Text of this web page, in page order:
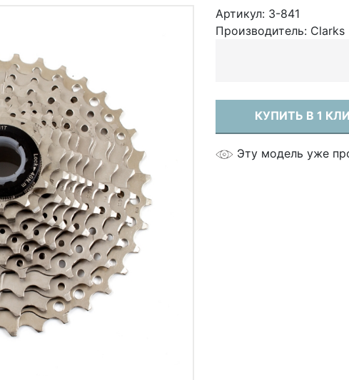
Артикул: 3-841
Производитель: Clarks
КУПИТЬ В 1
Эту модель уже